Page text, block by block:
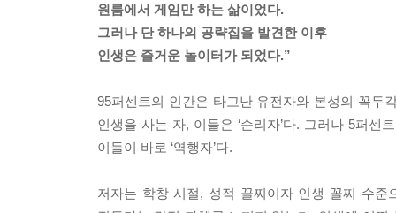
사람들은 하고 싶은 게 생길 때마다 허황된 목표
을 하며 자위를 한다. 이 짓을 죽을 때까지 반복한
하지 않는다. 그저 내 마음의 상처를 핥기에 여념이
할 수 있었다. ‘저는 그냥 게으른 동물이에요.’ 그
다.
--- p.118
이 책을 읽은 사람 중 이걸 실천하는 비율은 0.1퍼
원룸에서 게임만 하는 삶이었다.
그러나 단 하나의 공략집을 발견한 이후
인생은 즐거운 놀이터가 되었다.”
95퍼센트의 인간은 타고난 유전자와 본성의 꼭두
인생을 사는 자, 이들은 ‘순리자’다. 그러나 5퍼
이들이 바로 ‘역행자’다.
저자는 학창 시절, 성적 꼴찌이자 인생 꼴찌 수